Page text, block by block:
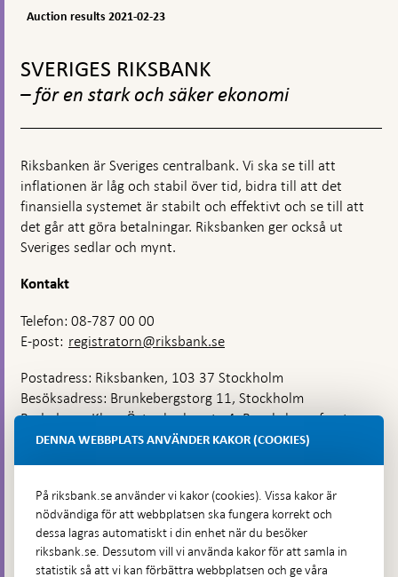
Auction results 2021-02-23
toppnavigation
SVERIGES RIKSBANK
– för en stark och säker ekonomi
Riksbanken är Sveriges centralbank. Vi ska se till att
inflationen är låg och stabil över tid, bidra till att det
finansiella systemet är stabilt och effektivt och se till att
det går att göra betalningar. Riksbanken ger också ut
Sveriges sedlar och mynt.
Kontakt
Telefon: 08-787 00 00
E-post: registratorn@riksbank.se
Postadress: Riksbanken, 103 37 Stockholm
Besöksadress: Brunkebergstorg 11, Stockholm
Budadress: Klara Östra kyrkogata 4, Brunkebergsfaret,
Lastplats 6
Hitta direkt
Frågor och svar-
DENNA WEBBPLATS ANVÄNDER KAKOR (COOKIES)
På riksbank.se använder vi kakor (cookies). Vissa kakor är
nödvändiga för att webbplatsen ska fungera korrekt och
dessa lagras automatiskt i din enhet när du besöker
riksbank.se. Dessutom vill vi använda kakor för att samla in
statistik så att vi kan förbättra webbplatsen och ge våra